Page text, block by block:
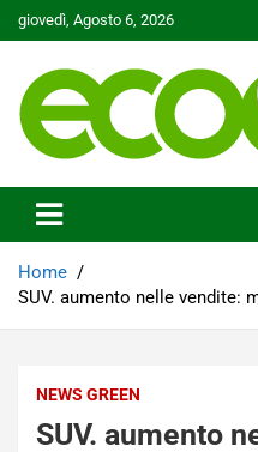
Skip
to
giovedì, Agosto 6, 2026
Ecoo.it
Home
SUV. aumento nelle vendite:
NEWS GREEN
SUV. aumento